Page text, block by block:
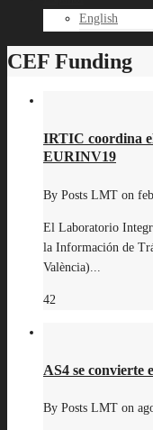
English
CEF Funding
IRTIC coordina
EURINV19
By Posts LMT on
El Laboratorio
la Información de
València)...
42
AS4 se convierte
By Posts LMT on